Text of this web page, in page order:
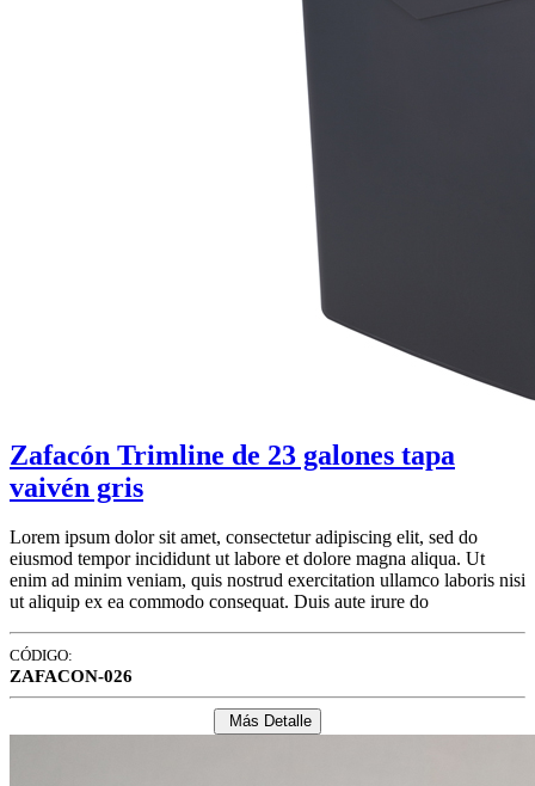
Zafacón Trimline de 23 galones tapa
vaivén gris
Lorem ipsum dolor sit amet, consectetur adipiscing elit, sed do
eiusmod tempor incididunt ut labore et dolore magna aliqua. Ut
enim ad minim veniam, quis nostrud exercitation ullamco laboris nisi
ut aliquip ex ea commodo consequat. Duis aute irure do
CÓDIGO:
ZAFACON-026
Más Detalle